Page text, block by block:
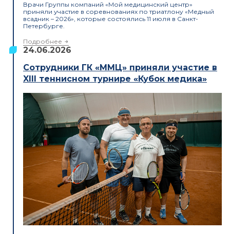
Врачи Группы компаний «Мой медицинский центр»
приняли участие в соревнованиях по триатлону «Медный
всадник – 2026», которые состоялись 11 июля в Санкт-
Петербурге.
Подробнее
24.06.2026
Сотрудники ГК «ММЦ» приняли участие в
XIII теннисном турнире «Кубок медика»